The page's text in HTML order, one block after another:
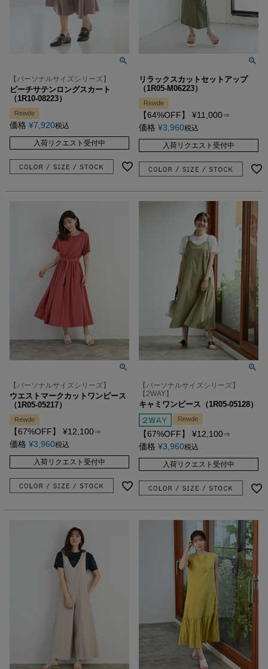
【パーソナルサイズシリーズ】
ピーチサテンロングスカート
（1R10-08223）
Rewde
価格 ¥7,920税込
入荷リクエスト受付中
リラックスカットセットアップ
（1R05-M06223）
Rewde
【64%OFF】 ¥11,000⇒
価格 ¥3,960税込
入荷リクエスト受付中
【パーソナルサイズシリーズ】
ウエストマークカットワンピース
（1R05-05217）
Rewde
【67%OFF】 ¥12,100⇒
価格 ¥3,960税込
入荷リクエスト受付中
【パーソナルサイズシリーズ】
【2WAY】
キャミワンピース（1R05-05128）
Rewde
【67%OFF】 ¥12,100⇒
価格 ¥3,960税込
入荷リクエスト受付中